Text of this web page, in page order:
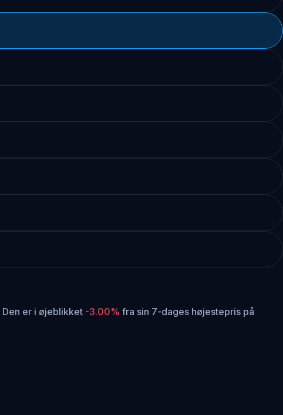
Den er i øjeblikket -3.00% fra sin 7-dages højestepris på